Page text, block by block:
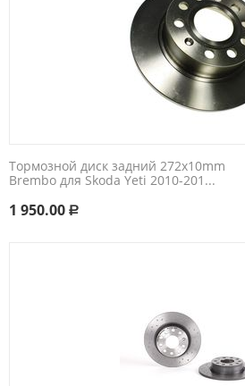
Тормозной диск задний 272x10mm
Brembo для Skoda Yeti 2010-201...
1 950.00 Р